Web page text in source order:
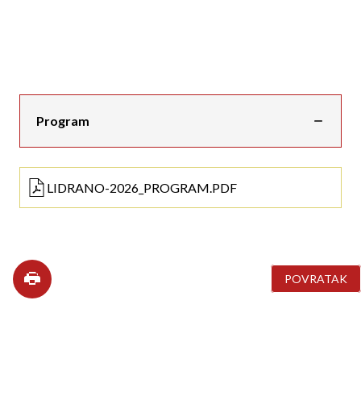
Program
LIDRANO-2026_PROGRAM.PDF
POVRATAK